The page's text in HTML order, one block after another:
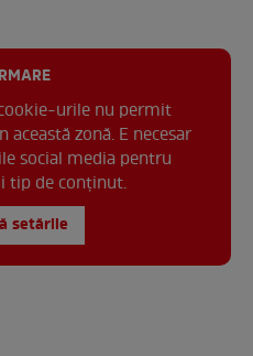
urile nu permit
zonă. E necesar
social media pentru
tip de conținut.
setările